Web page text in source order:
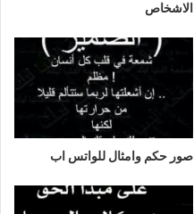
الاشخاص
صور حكم وامثال للواتس اب